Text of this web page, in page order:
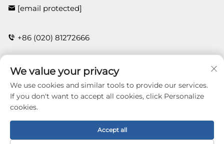
[email protected]
+86 (020) 81272666
Contact
Copyright © 2025 Guangzhou Yorklon Wallcoverings
Limited. All right reserved -
We value your privacy
We use cookies and similar tools to provide our services.
If you don't want to accept all cookies, click Personalize
cookies.
Accept all